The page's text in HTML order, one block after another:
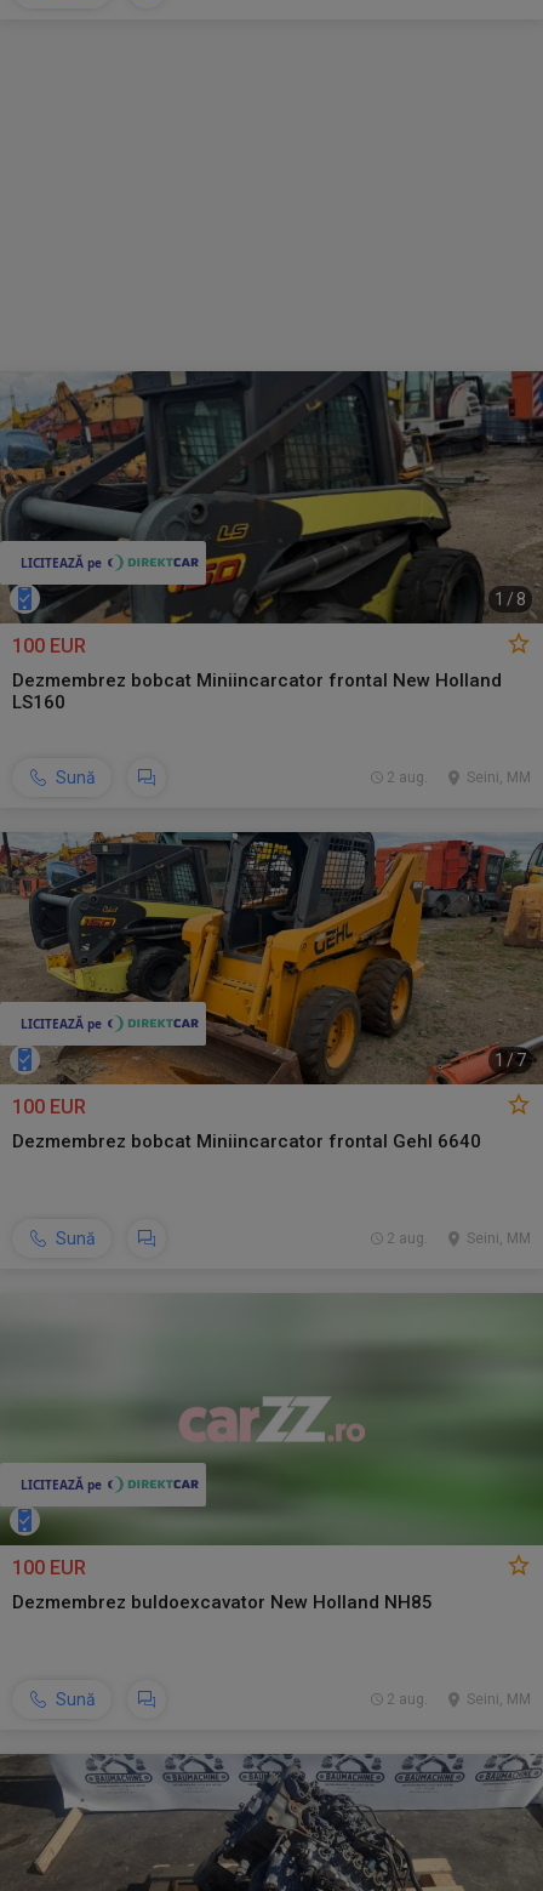
1 / 8
100 EUR
Dezmembrez bobcat Miniincarcator frontal New Holland
LS160
Sună Seini, MM
2 aug.
1/7
100 EUR
Dezmembrez bobcat Miniincarcator frontal Gehl 6640
Sună Seini, MM
2 aug.
100 EUR
Dezmembrez buldoexcavator New Holland NH85
Sună Seini, MM
2 aug.